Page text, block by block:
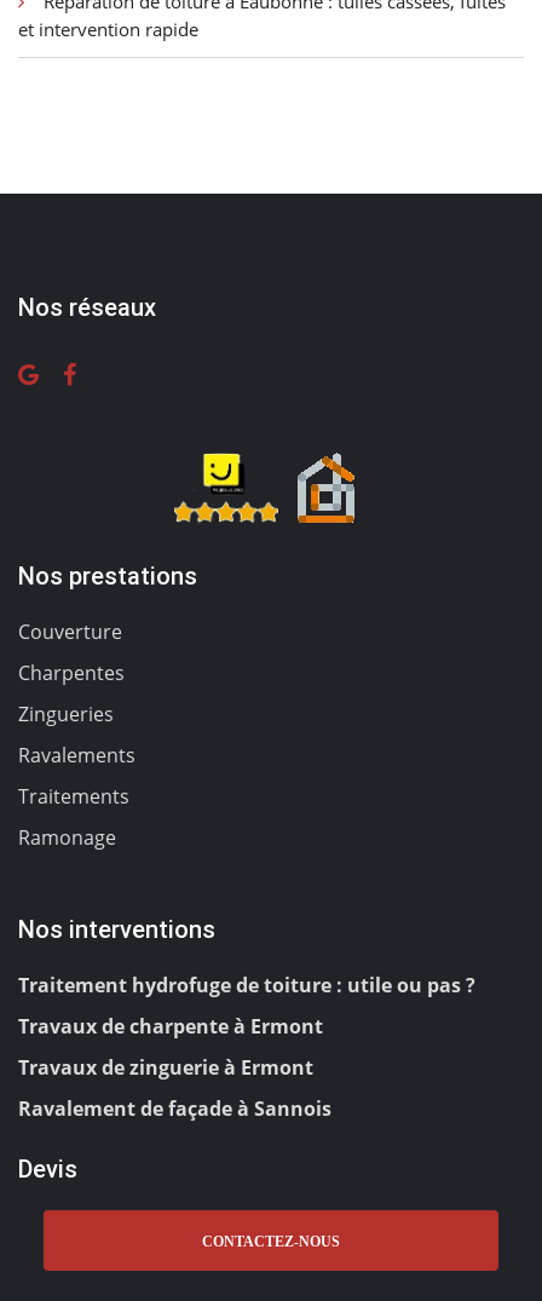
et intervention rapide
Nos réseaux
Nos prestations
Couverture
Charpentes
Zingueries
Ravalements
Traitements
Ramonage
Nos interventions
Traitement hydrofuge de toiture : utile ou pas ?
Travaux de charpente à Ermont
Travaux de zinguerie à Ermont
Ravalement de façade à Sannois
Devis
CONTACTEZ-NOUS